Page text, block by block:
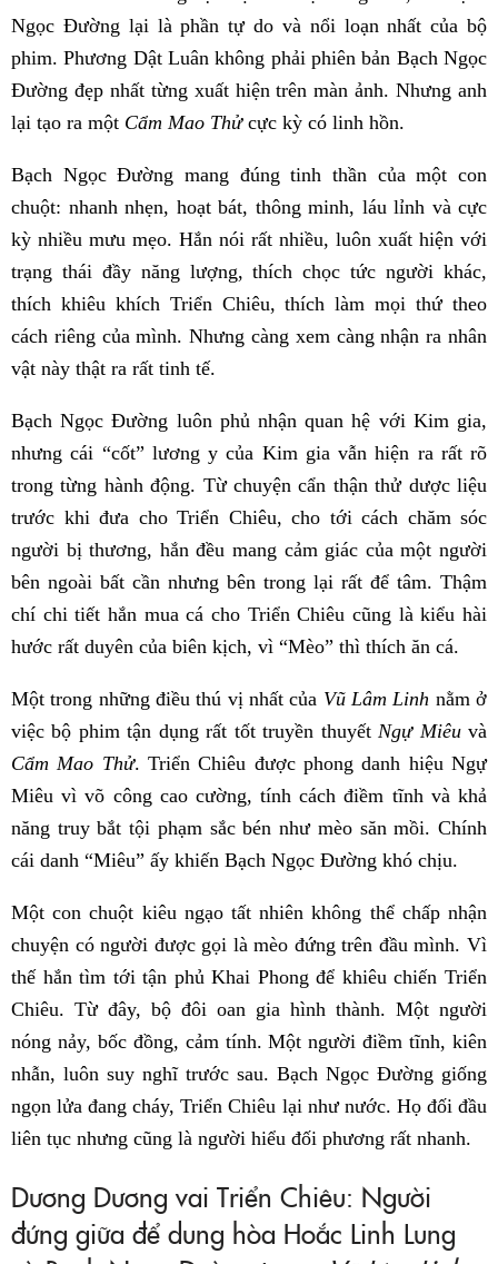
Ngọc Đường lại là phần tự do và nổi loạn nhất của bộ
phim. Phương Dật Luân không phải phiên bản Bạch Ngọc
Đường đẹp nhất từng xuất hiện trên màn ảnh. Nhưng anh
lại tạo ra một Cẩm Mao Thửcực kỳ có linh hồn.
Bạch Ngọc Đường mang đúng tinh thần của một con
chuột: nhanh nhẹn, hoạt bát, thông minh, láu lỉnh và cực
kỳ nhiều mưu mẹo. Hắn nói rất nhiều, luôn xuất hiện với
trạng thái đầy năng lượng, thích chọc tức người khác,
thích khiêu khích Triển Chiêu, thích làm mọi thứ theo
cách riêng của mình. Nhưng càng xem càng nhận ra nhân
vật này thật ra rất tinh tế.
Bạch Ngọc Đường luôn phủ nhận quan hệ với Kim gia,
nhưng cái “cốt” lương y của Kim gia vẫn hiện ra rất rõ
trong từng hành động. Từ chuyện cẩn thận thử dược liệu
trước khi đưa cho Triển Chiêu, cho tới cách chăm sóc
người bị thương, hắn đều mang cảm giác của một người
bên ngoài bất cần nhưng bên trong lại rất để tâm. Thậm
chí chi tiết hắn mua cá cho Triển Chiêu cũng là kiểu hài
hước rất duyên của biên kịch, vì “Mèo” thì thích ăn cá.
Một trong những điều thú vị nhất của Vũ Lâm Linh nằm ở
việc bộ phim tận dụng rất tốt truyền thuyếtNgự Miêuvà
Cẩm Mao Thử. Triển Chiêu được phong danh hiệu Ngự
Miêu vì võ công cao cường, tính cách điềm tĩnh và khả
năng truy bắt tội phạm sắc bén như mèo săn mồi. Chính
cái danh “Miêu” ấy khiến Bạch Ngọc Đường khó chịu.
Một con chuột kiêu ngạo tất nhiên không thể chấp nhận
chuyện có người được gọi là mèo đứng trên đầu mình. Vì
thế hắn tìm tới tận phủ Khai Phong để khiêu chiến Triển
Chiêu. Từ đây, bộ đôi oan gia hình thành. Một người
nóng nảy, bốc đồng, cảm tính. Một người điềm tĩnh, kiên
nhẫn, luôn suy nghĩ trước sau. Bạch Ngọc Đường giống
ngọn lửa đang cháy, Triển Chiêu lại như nước. Họ đối đầu
liên tục nhưng cũng là người hiểu đối phương rất nhanh.
Dương Dương vai Triển Chiêu: Người
đứng giữa để dung hòa Hoắc Linh Lung